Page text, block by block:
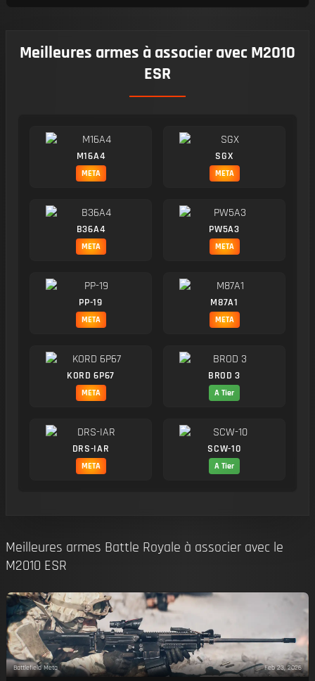
Meilleures armes à associer avec M2010
ESR
M16A4
META
SGX
META
B36A4
META
PW5A3
META
PP-19
META
M87A1
META
KORD 6P67
META
BROD 3
A Tier
DRS-IAR
META
SCW-10
A Tier
Meilleures armes Battle Royale à associer avec le
M2010 ESR
Battlefield Meta Feb 23, 2026